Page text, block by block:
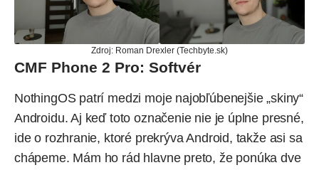
Zdroj: Roman Drexler (Techbyte.sk)
CMF Phone 2 Pro: Softvér
NothingOS patrí medzi moje najobľúbenejšie „skiny“
Androidu. Aj keď toto označenie nie je úplne presné,
ide o rozhranie, ktoré prekrýva Android, takže asi sa
chápeme. Mám ho rád hlavne preto, že ponúka dve